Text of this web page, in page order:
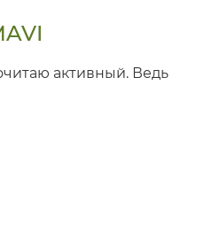
активный. Ведь